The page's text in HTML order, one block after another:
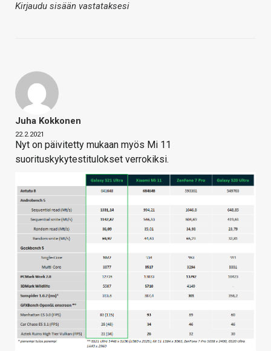
Kirjaudu sisään vastataksesi
Juha Kokkonen
22.2.2021
Nyt on päivitetty mukaan myös Mi 11
suorituskykytestitulokset verrokiksi.